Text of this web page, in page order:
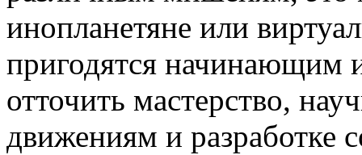
инопланетяне или
пригодятся начинающим
отточить мастерство,
движениям и разработке